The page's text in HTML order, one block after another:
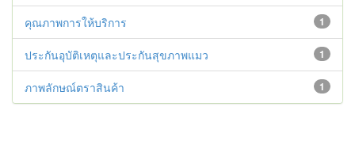
1
คุณภาพการให้บริการ
1
ประกันอุบัติเหตุและประกันสุขภาพแมว
1
ภาพลักษณ์ตราสินค้า